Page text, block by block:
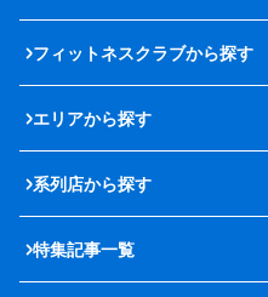
フィットネスクラブから探す
エリアから探す
系列店から探す
特集記事一覧